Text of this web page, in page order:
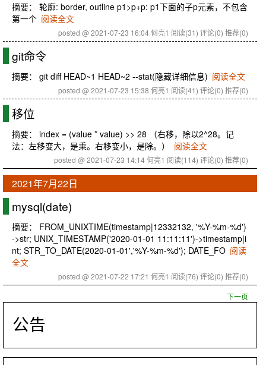
摘要： 轮廓: border, outline p1>p+p: p1下面的子p元素，不包含
第一个 阅读全文
posted @ 2021-07-23 16:04 何亮1 阅读(31) 评论(0) 推荐(0)
git命令
摘要： git diff HEAD~1 HEAD~2 --stat(隐藏详细信息) 阅读全文
posted @ 2021-07-23 15:38 何亮1 阅读(41) 评论(0) 推荐(0)
移位
摘要： index = (value * value) >> 28 （右移，除以2^28。记
法：左移变大，是乘。右移变小，是除。）
阅读全文
posted @ 2021-07-23 14:14 何亮1 阅读(114) 评论(0) 推荐(0)
2021年7月22日
mysql(date)
摘要： FROM_UNIXTIME(timestamp|12332132, '%Y-%m-%d')
->str; UNIX_TIMESTAMP('2020-01-01 11:11:11')->timestamp|i
nt; STR_TO_DATE(2020-01-01','%Y-%m-%d'); DATE_FO 阅读
全文
posted @ 2021-07-22 17:21 何亮1 阅读(76) 评论(0) 推荐(0)
下一页
公告